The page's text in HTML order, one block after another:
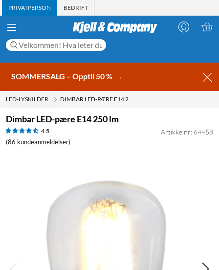
PRIVATPERSON BEDRIFT
SOMMERSALG – Opptil 50 % →
LED-LYSKILDER DIMBAR LED-PÆRE E14 250 LM
Dimbar LED-pære E14 250 lm
4.5
(86 kundeanmeldelser)
Artikkelnr: 64458